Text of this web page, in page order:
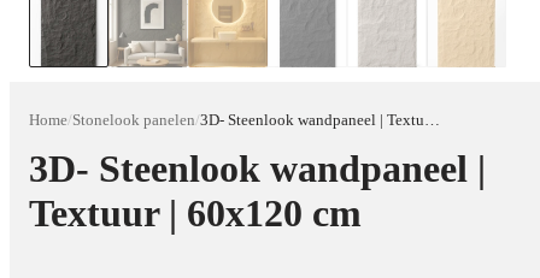
Home/Stonelook panelen/
3D- Steenlook wandpaneel |
Textuur | 60x120 cm